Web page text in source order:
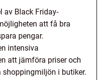
av Black Friday-
att få bra
pengar.
intensiva
att jämföra priser och
i butiker.